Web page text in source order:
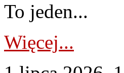
To jeden...
Więcej...